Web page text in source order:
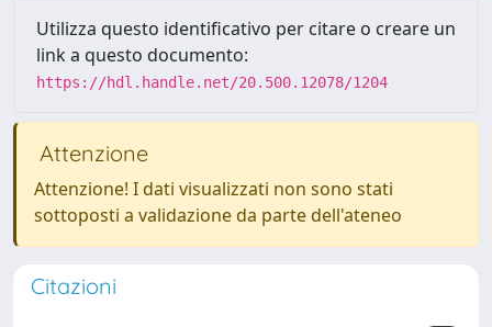
Utilizza questo identificativo per citare o creare un
link a questo documento:
https://hdl.handle.net/20.500.12078/1204
Attenzione
Attenzione! I dati visualizzati non sono stati
sottoposti a validazione da parte dell'ateneo
Citazioni